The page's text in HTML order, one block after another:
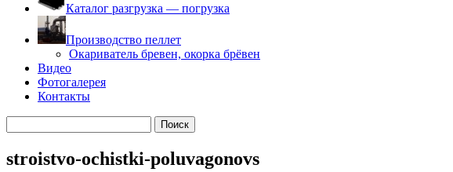
content
Каталог разгрузка — погрузка
Производство пеллет
Окариватель бревен, окорка брёвен
Видео
Фотогалерея
Контакты
stroistvo-ochistki-poluvagonovs